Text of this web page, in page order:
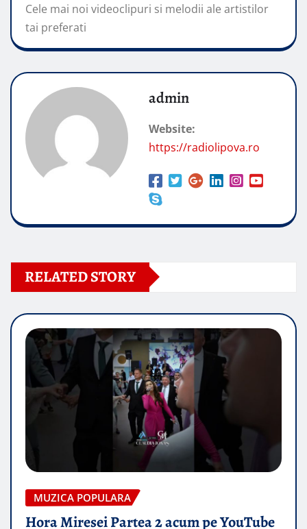
Cele mai noi videoclipuri si melodii ale artistilor
tai preferati
admin
Website:
https://radiolipova.ro
RELATED STORY
MUZICA POPULARA
Hora Miresei Partea 2 acum pe YouTube